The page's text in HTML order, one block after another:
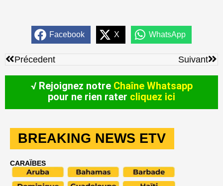
Facebook X WhatsApp
Précédent
Précedent Suivant
√ Rejoignez notre Chaîne Whatsapp
pour ne rien rater cliquez ici
BREAKING NEWS ETV
CARAÏBES